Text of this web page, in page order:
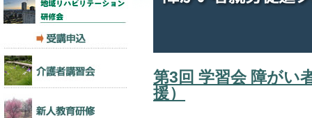
第3回 学習会 障がい
援）